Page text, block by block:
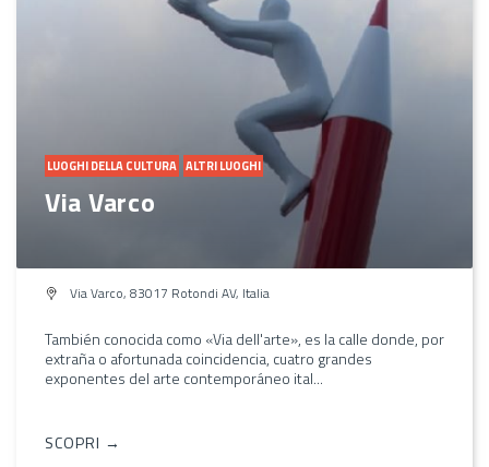
LUOGHI DELLA CULTURA ALTRI LUOGHI
Via Varco
Via Varco, 83017 Rotondi AV, Italia
También conocida como «Via dell'arte», es la calle donde, por
extraña o afortunada coincidencia, cuatro grandes
exponentes del arte contemporáneo ital...
SCOPRI →